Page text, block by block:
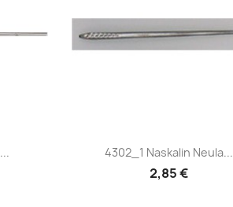
Pikakatselu
4302_1 Naskalin Neula...
2,85 €